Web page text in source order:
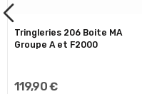
Tringleries 206 Boite MA
Groupe A et F2000
119,90 €